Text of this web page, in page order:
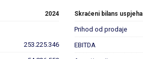
2024
253.225.346
Skraćeni bilans uspjeha
Prihod od prodaje
EBITDA